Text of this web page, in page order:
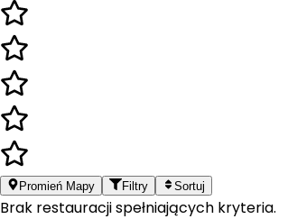
Promień Mapy Filtry Sortuj
Brak restauracji spełniających kryteria.